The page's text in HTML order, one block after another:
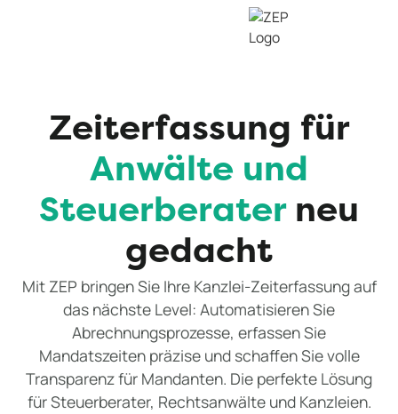
Zeiterfassung für
Anwälte und
Steuerberaterneu
gedacht
Mit ZEP bringen Sie Ihre Kanzlei-Zeiterfassung auf
das nächste Level: Automatisieren Sie
Abrechnungsprozesse, erfassen Sie
Mandatszeiten präzise und schaffen Sie volle
Transparenz für Mandanten. Die perfekte Lösung
für Steuerberater, Rechtsanwälte und Kanzleien.